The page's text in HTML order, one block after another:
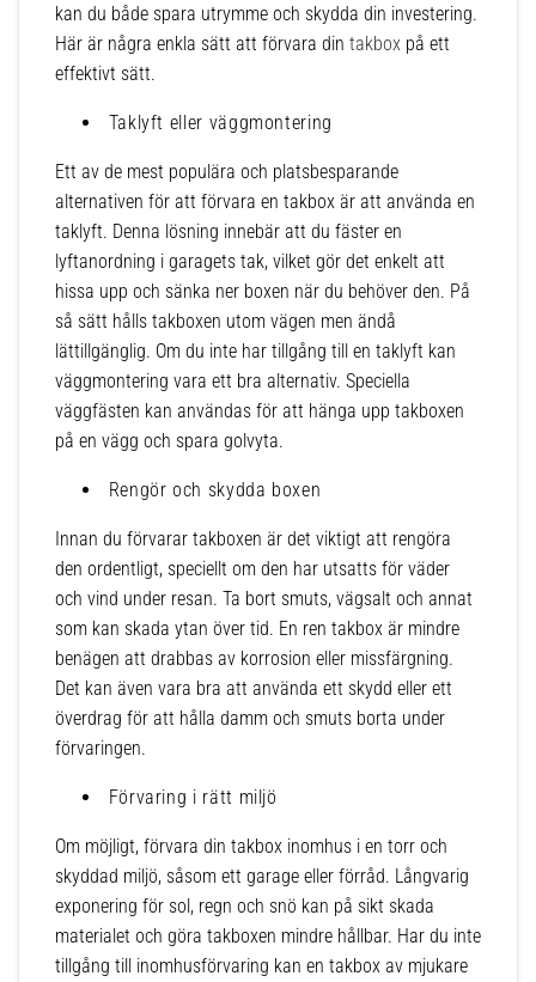
kan du både spara utrymme och skydda din investering.
Här är några enkla sätt att förvara din takbox på ett
effektivt sätt.
Taklyft eller väggmontering
Ett av de mest populära och platsbesparande
alternativen för att förvara en takbox är att använda en
taklyft. Denna lösning innebär att du fäster en
lyftanordning i garagets tak, vilket gör det enkelt att
hissa upp och sänka ner boxen när du behöver den. På
så sätt hålls takboxen utom vägen men ändå
lättillgänglig. Om du inte har tillgång till en taklyft kan
väggmontering vara ett bra alternativ. Speciella
väggfästen kan användas för att hänga upp takboxen
på en vägg och spara golvyta.
Rengör och skydda boxen
Innan du förvarar takboxen är det viktigt att rengöra
den ordentligt, speciellt om den har utsatts för väder
och vind under resan. Ta bort smuts, vägsalt och annat
som kan skada ytan över tid. En ren takbox är mindre
benägen att drabbas av korrosion eller missfärgning.
Det kan även vara bra att använda ett skydd eller ett
överdrag för att hålla damm och smuts borta under
förvaringen.
Förvaring i rätt miljö
Om möjligt, förvara din takbox inomhus i en torr och
skyddad miljö, såsom ett garage eller förråd. Långvarig
exponering för sol, regn och snö kan på sikt skada
materialet och göra takboxen mindre hållbar. Har du inte
tillgång till inomhusförvaring kan en takbox av mjukare